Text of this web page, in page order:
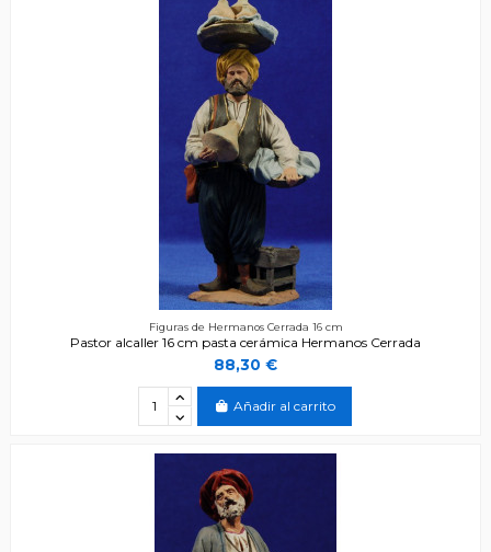
Figuras de Hermanos Cerrada 16 cm
Pastor alcaller 16 cm pasta cerámica Hermanos Cerrada
88,30 €
Añadir al carrito